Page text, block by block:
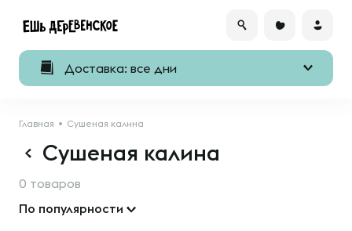
Доставка: все дни
Главная Сушеная калина
Сушеная калина
0 товаров
По популярности